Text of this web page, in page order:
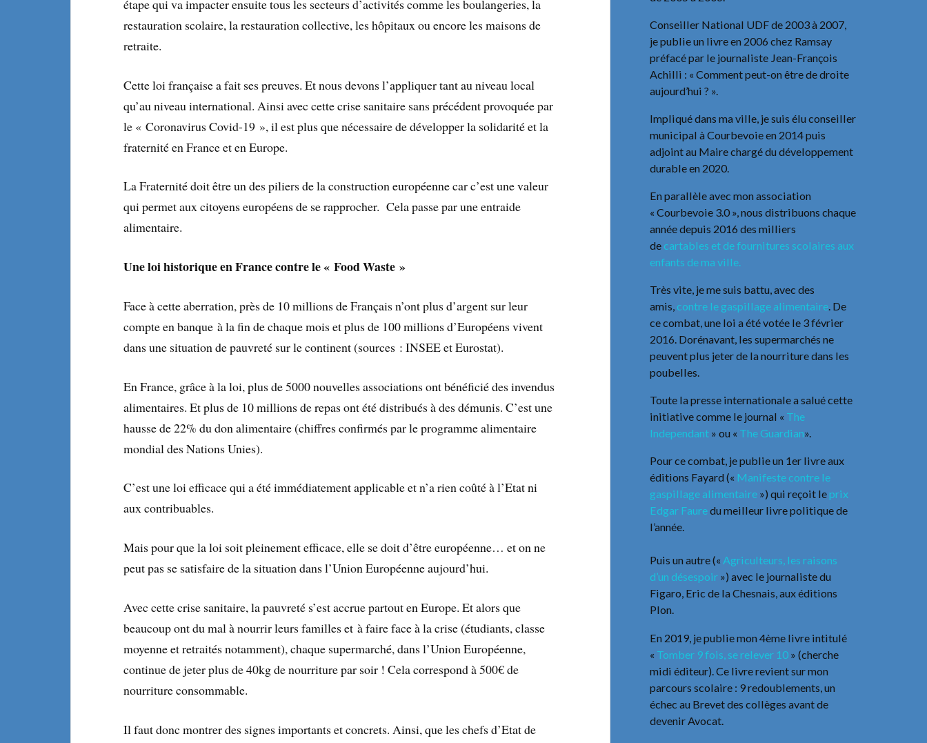
étape qui va impacter ensuite tous les secteurs d’activités comme les boulangeries, la
restauration scolaire, la restauration collective, les hôpitaux ou encore les maisons de
retraite.
Cette loi française a fait ses preuves. Et nous devons l’appliquer tant au niveau local
qu’au niveau international. Ainsi avec cette crise sanitaire sans précédent provoquée par
le « Coronavirus Covid-19 », il est plus que nécessaire de développer la solidarité et la
fraternité en France et en Europe.
La Fraternité doit être un des piliers de la construction européenne car c’est une valeur
qui permet aux citoyens européens de se rapprocher. Cela passe par une entraide
alimentaire.
Une loi historique en France contre le « Food Waste »
Face à cette aberration, près de 10 millions de Français n’ont plus d’argent sur leur
compte en banque à la fin de chaque mois et plus de 100 millions d’Européens vivent
dans une situation de pauvreté sur le continent (sources : INSEE et Eurostat).
En France, grâce à la loi, plus de 5000 nouvelles associations ont bénéficié des invendus
alimentaires. Et plus de 10 millions de repas ont été distribués à des démunis. C’est une
hausse de 22% du don alimentaire (chiffres confirmés par le programme alimentaire
mondial des Nations Unies).
C’est une loi efficace qui a été immédiatement applicable et n’a rien coûté à l’Etat ni
aux contribuables.
Mais pour que la loi soit pleinement efficace, elle se doit d’être européenne… et on ne
peut pas se satisfaire de la situation dans l’Union Européenne aujourd’hui.
Avec cette crise sanitaire, la pauvreté s’est accrue partout en Europe. Et alors que
beaucoup ont du mal à nourrir leurs familles et à faire face à la crise (étudiants, classe
moyenne et retraités notamment), chaque supermarché, dans l’Union Européenne,
continue de jeter plus de 40kg de nourriture par soir ! Cela correspond à 500€ de
nourriture consommable.
Il faut donc montrer des signes importants et concrets. Ainsi, que les chefs d’Etat de
Conseiller National UDF de 2003 à 2007,
je publie un livre en 2006 chez Ramsay
préfacé par le journaliste Jean-François
Achilli : « Comment peut-on être de droite
aujourd’hui ? ».
Impliqué dans ma ville, je suis élu conseiller
municipal à Courbevoie en 2014 puis
adjoint au Maire chargé du développement
durable en 2020.
En parallèle avec mon association
« Courbevoie 3.0 », nous distribuons chaque
année depuis 2016 des milliers
de cartables et de fournitures scolaires aux
enfants de ma ville.
Très vite, je me suis battu, avec des
amis, contre le gaspillage alimentaire. De
ce combat, une loi a été votée le 3 février
2016. Dorénavant, les supermarchés ne
peuvent plus jeter de la nourriture dans les
poubelles.
Toute la presse internationale a salué cette
initiative comme le journal « The
Independant » ou « The Guardian».
Pour ce combat, je publie un 1er livre aux
éditions Fayard (« Manifeste contre le
gaspillage alimentaire ») qui reçoit le prix
Edgar Fauredu meilleur livre politique de
l’année.
Puis un autre (« Agriculteurs, les raisons
d’un désespoir ») avec le journaliste du
Figaro, Eric de la Chesnais, aux éditions
Plon.
En 2019, je publie mon 4ème livre intitulé
« Tomber 9 fois, se relever 10 » (cherche
midi éditeur). Ce livre revient sur mon
parcours scolaire : 9 redoublements, un
échec au Brevet des collèges avant de
devenir Avocat.